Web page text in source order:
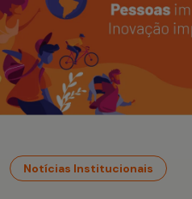
Notícias Institucionais